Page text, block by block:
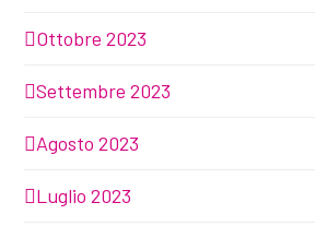
Ottobre 2023
Settembre 2023
Agosto 2023
Luglio 2023